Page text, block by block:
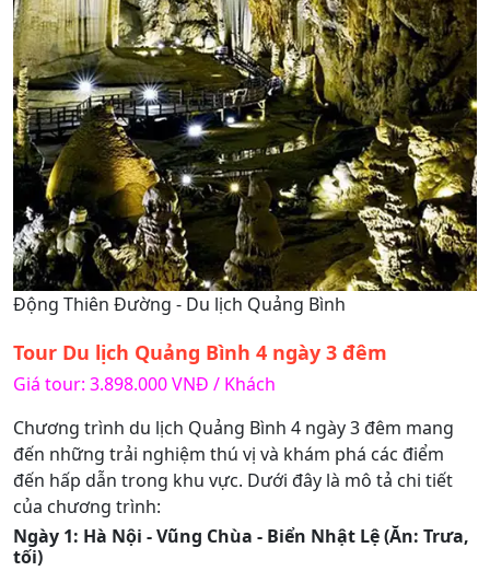
Động Thiên Đường - Du lịch Quảng Bình
Tour Du lịch Quảng Bình 4 ngày 3 đêm
Giá tour: 3.898.000 VNĐ / Khách
Chương trình du lịch Quảng Bình 4 ngày 3 đêm mang
đến những trải nghiệm thú vị và khám phá các điểm
đến hấp dẫn trong khu vực. Dưới đây là mô tả chi tiết
của chương trình:
Ngày 1: Hà Nội - Vũng Chùa - Biển Nhật Lệ (Ăn: Trưa,
tối)